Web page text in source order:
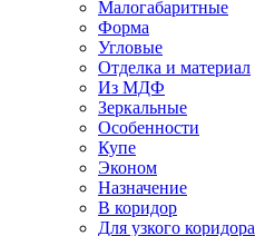
Малогабаритные
Форма
Угловые
Отделка и материал
Из МДФ
Зеркальные
Особенности
Купе
Эконом
Назначение
В коридор
Для узкого коридора